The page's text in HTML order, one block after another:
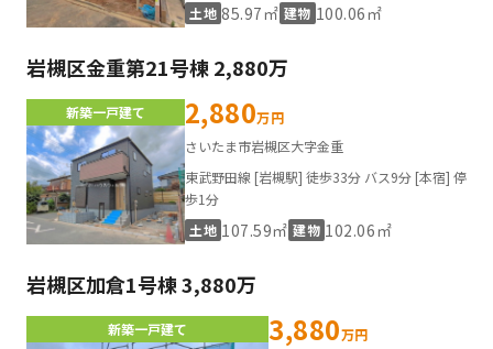
土地 85.97㎡ 建物 100.06㎡
岩槻区金重第21号棟 2,880万
新築一戸建て 2,880万円
さいたま市岩槻区大字金重
東武野田線 [岩槻駅] 徒歩33分 バス9分 [本宿] 停
歩1分
土地 107.59㎡ 建物 102.06㎡
岩槻区加倉1号棟 3,880万
新築一戸建て 3,880万円